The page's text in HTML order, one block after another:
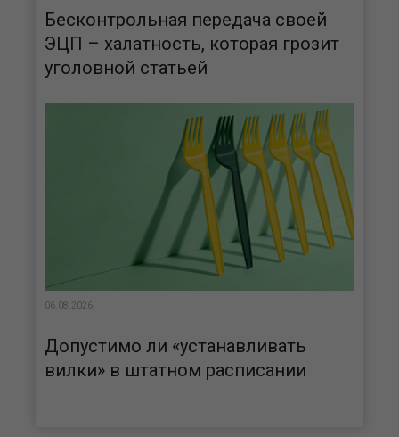
Бесконтрольная передача своей
ЭЦП – халатность, которая грозит
уголовной статьей
06.08.2026
Допустимо ли «устанавливать
вилки» в штатном расписании